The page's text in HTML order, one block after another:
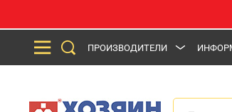
ПРОИЗВОДИТЕЛИ